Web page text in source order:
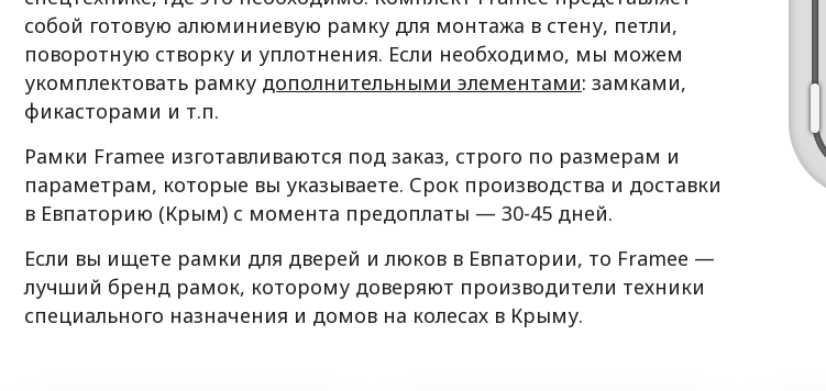
собой готовую алюминиевую рамку для монтажа в стену, петли,
поворотную створку и уплотнения. Если необходимо, мы можем
укомплектовать рамку дополнительными элементами: замками,
фикасторами и т.п.
Рамки Framee изготавливаются под заказ, строго по размерам и
параметрам, которые вы указываете. Срок производства и доставки
в Евпаторию (Крым) с момента предоплаты — 30-45 дней.
Если вы ищете рамки для дверей и люков в Евпатории, то Framee —
лучший бренд рамок, которому доверяют производители техники
специального назначения и домов на колесах в Крыму.